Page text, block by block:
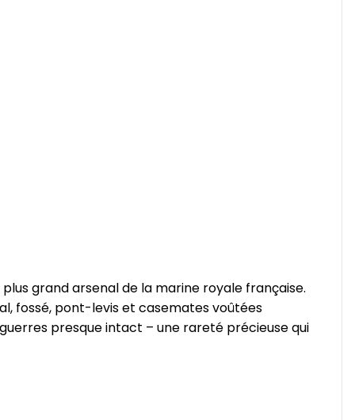
plus grand arsenal de la marine royale française.
fossé, pont-levis et casemates voûtées
presque intact – une rareté précieuse qui